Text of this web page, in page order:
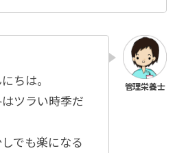
ちは。
ツラい時季だ
でも楽になる